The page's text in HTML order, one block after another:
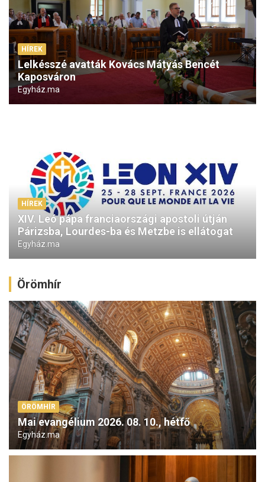
HÍREK
Lelkésszé avatták Kovács Mátyás Bencét
Kaposváron
Egyház.ma
HÍREK
XIV. Leó pápa franciaországi apostoli útján
Párizsba, Lourdes-ba és Metzbe is ellátogat
Egyház.ma
Örömhír
ÖRÖMHÍR
Mai evangélium 2026. 08. 10., hétfő
Egyház.ma